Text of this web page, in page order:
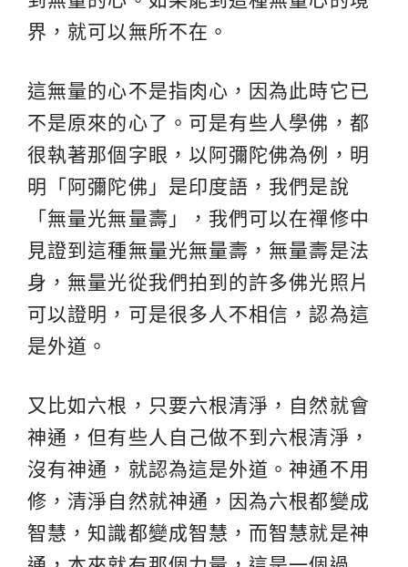
界，就可以無所不在。
這無量的心不是指肉心，因為此時它已
不是原來的心了。可是有些人學佛，都
很執著那個字眼，以阿彌陀佛為例，明
明「阿彌陀佛」是印度語，我們是說
「無量光無量壽」，我們可以在禪修中
見證到這種無量光無量壽，無量壽是法
身，無量光從我們拍到的許多佛光照片
可以證明，可是很多人不相信，認為這
是外道。
又比如六根，只要六根清淨，自然就會
神通，但有些人自己做不到六根清淨，
沒有神通，就認為這是外道。神通不用
修，清淨自然就神通，因為六根都變成
智慧，知識都變成智慧，而智慧就是神